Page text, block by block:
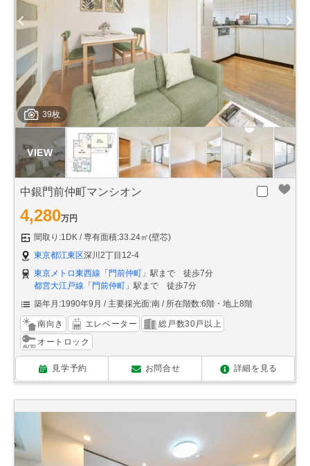
39枚
中銀門前仲町マンシオン
4,280万円
間取り:1DK
専有面積:33.24㎡(壁芯)
東京都江東区深川2丁目12-4
東京メトロ東西線 「 門前仲町 」駅まで 徒歩7分
都営大江戸線 「 門前仲町 」駅まで 徒歩7分
築年月:1990年9月
主要採光面:南 所在階数:6階・地上8階
南向き エレベーター
総戸数30戸以上
オートロック
見学予約 お問合せ 詳細を見る